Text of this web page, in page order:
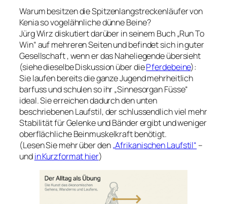
Warum besitzen die Spitzenlangstreckenläufer von
Kenia so vogelähnliche dünne Beine?
Jürg Wirz diskutiert darüber in seinem Buch „Run To
Win“ auf mehreren Seiten und befindet sich in guter
Gesellschaft , wenn er das Naheliegende übersieht
(siehe dieselbe Diskussion über diePferdebeine):
Sie laufen bereits die ganze Jugend mehrheitlich
barfuss und schulen so ihr „Sinnesorgan Füsse“
ideal. Sie erreichen dadurch den unten
beschriebenen Laufstil, der schlussendlich viel mehr
Stabilität für Gelenke und Bänder ergibt und weniger
oberflächliche Beinmuskelkraft benötigt.
(Lesen Sie mehr über den„Afrikanischen Laufstil“ –
undin Kurzformat hier)